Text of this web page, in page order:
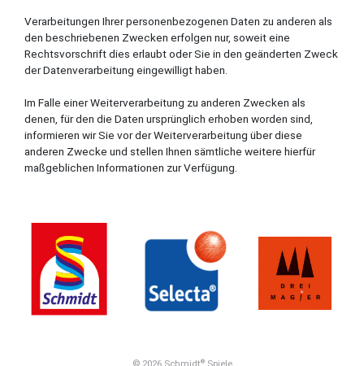
Verarbeitungen Ihrer personenbezogenen Daten zu anderen als
den beschriebenen Zwecken erfolgen nur, soweit eine
Rechtsvorschrift dies erlaubt oder Sie in den geänderten Zweck
der Datenverarbeitung eingewilligt haben.
Im Falle einer Weiterverarbeitung zu anderen Zwecken als
denen, für den die Daten ursprünglich erhoben worden sind,
informieren wir Sie vor der Weiterverarbeitung über diese
anderen Zwecke und stellen Ihnen sämtliche weitere hierfür
maßgeblichen Informationen zur Verfügung.
© 2026 Schmidt®Spiele